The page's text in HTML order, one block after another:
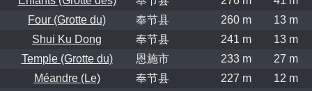
Four (Grotte du)
奉节县 260 m
13 m
Shui Ku Dong
奉节县 241 m
13 m
Temple (Grotte du)
恩施市 233 m
27 m
Méandre (Le)
奉节县 227 m
12 m